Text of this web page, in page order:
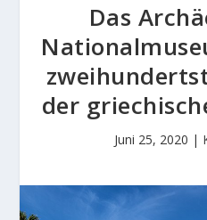
Das
der
Juni 25, 2020 |